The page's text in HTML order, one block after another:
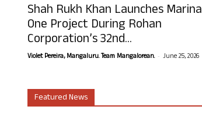
Shah Rukh Khan Launches Marina
One Project During Rohan
Corporation’s 32nd...
Violet Pereira, Mangaluru. Team Mangalorean. - June 25, 2026
Featured News